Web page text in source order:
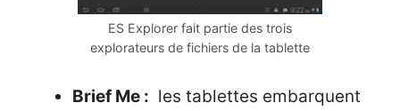
ES Explorer fait partie des trois
explorateurs de fichiers de la tablette
Brief Me : les tablettes embarquent